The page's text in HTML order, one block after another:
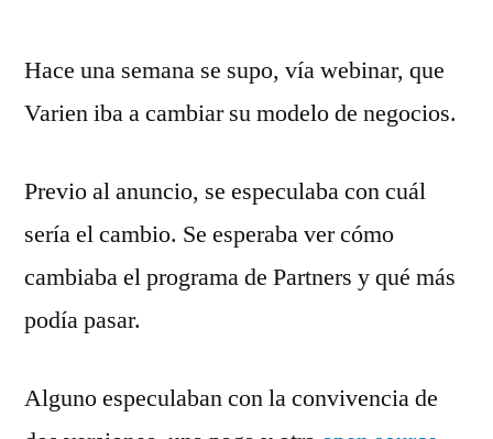
Hace una semana se supo, vía webinar, que
Varien iba a cambiar su modelo de negocios.
Previo al anuncio, se especulaba con cuál
sería el cambio. Se esperaba ver cómo
cambiaba el programa de Partners y qué más
podía pasar.
Alguno especulaban con la convivencia de